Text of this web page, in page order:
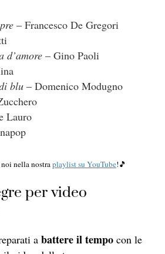
– Francesco De Gregori
d’amore– Gino Paoli
blu– Domenico Modugno
Lauro
nella nostraplaylist su YouTube!🎵
per video
a battere il tempo con le